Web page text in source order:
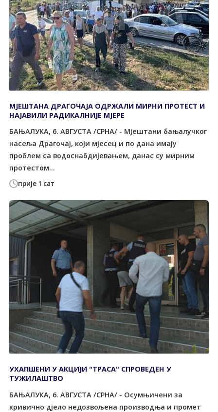
прије 1 сат
МЈЕШТАНА ДРАГОЧАЈА ОДРЖАЛИ МИРНИ ПРОТЕСТ И
НАЈАВИЛИ РАДИКАЛНИЈЕ МЈЕРЕ
БАЊАЛУКА, 6. АВГУСТА /СРНА/ - Мјештани бањалучког
насеља Драгочај, који мјесец и по дана имају
проблем са водоснабдијевањем, данас су мирним
протестом...
УХАПШЕНИ У АКЦИЈИ "ТРАСА" СПРОВЕДЕН У
ТУЖИЛАШТВО
БАЊАЛУКА, 6. АВГУСТА /СРНА/ - Осумњичени за
кривично дјело недозвољена производња и промет